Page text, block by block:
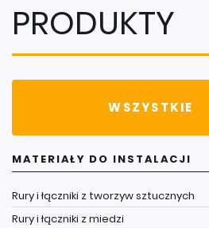
PRODUKTY
WSZYSTKIE
MATERIAŁY DO INSTALACJI
Rury i łączniki z tworzyw sztucznych
Rury i łączniki z miedzi